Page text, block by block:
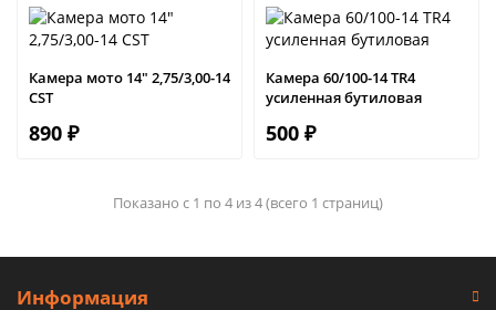
Камера мото 14" 2,75/3,00-14
CST
890 ₽
Камера 60/100-14 TR4
усиленная бутиловая
500 ₽
Показано с 1 по 4 из 4 (всего 1 страниц)
Информация